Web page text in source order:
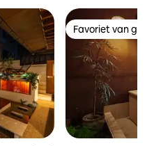
Favoriet van
Favoriet van